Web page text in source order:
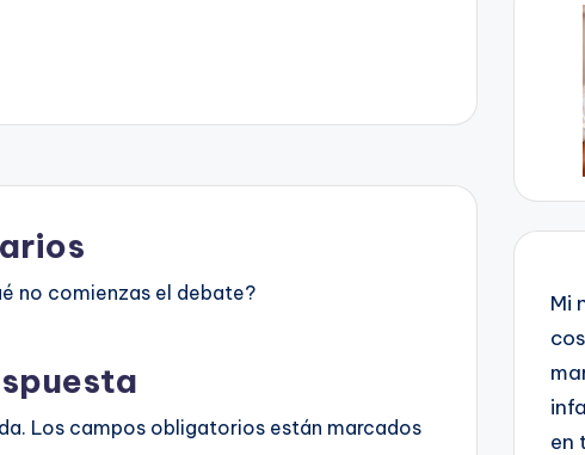
no comienzas el debate?
Los campos obligatorios están marcados
Mi
en